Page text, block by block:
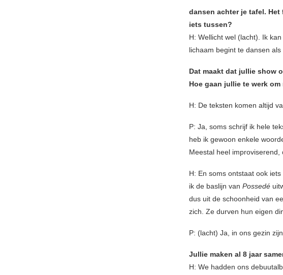
dansen achter je tafel.
iets tussen?
H: Wellicht wel (lacht). Ik
lichaam begint te dansen
Dat maakt dat jullie show
Hoe gaan jullie te werk
H: De teksten komen altijd
P: Ja, soms schrijf ik hele
heb ik gewoon enkele
Meestal heel improviserend,
H: En soms ontstaat ook
ik de baslijn van Possedé
dus uit de schoonheid van
zich. Ze durven hun eigen
P: (lacht) Ja, in ons gezin
Jullie maken al 8 jaar
H: We hadden ons